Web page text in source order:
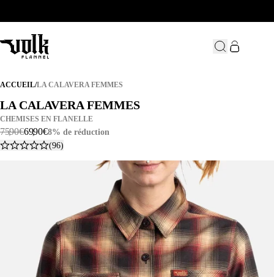
ACCUEIL/LA CALAVERA FEMMES
LA CALAVERA FEMMES
LA CALAVERA FEMMES
LA CALAVERA FEMMES
CHEMISES EN FLANELLE
75,90€69,90€8% de réduction
(96)